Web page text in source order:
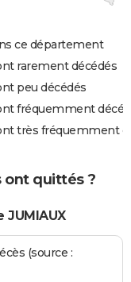
ce département
rarement décédés
peu décédés
fréquemment
très fréquemment
ont quittés ?
(source :